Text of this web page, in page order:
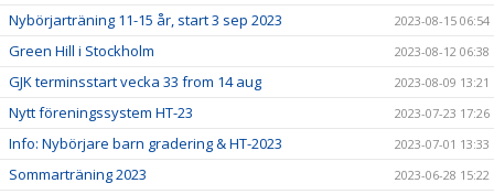
Nybörjarträning 11-15 år, start 3 sep 2023 2023-08-15 06:54
Green Hill i Stockholm 2023-08-12 06:38
GJK terminsstart vecka 33 from 14 aug 2023-08-09 13:21
Nytt föreningssystem HT-23 2023-07-23 17:26
Info: Nybörjare barn gradering & HT-2023 2023-07-01 13:33
Sommarträning 2023 2023-06-28 15:22